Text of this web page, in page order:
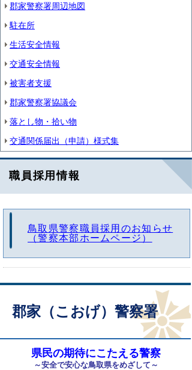
郡家警察署周辺地図
駐在所
生活安全情報
交通安全情報
被害者支援
郡家警察署協議会
落とし物・拾い物
交通関係届出（申請）様式集
職員採用情報
鳥取県警察職員採用のお知らせ
（警察本部ホームページ）
郡家（こおげ）警察署
県民の期待にこたえる警察
～安全で安心な鳥取県をめざして～